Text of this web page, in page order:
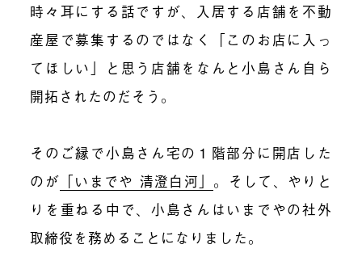
時々耳にする話ですが、入居する店舗を不動
産屋で募集するのではなく「このお店に入っ
てほしい」と思う店舗をなんと小島さん自ら
開拓されたのだそう。
そのご縁で小島さん宅の１階部分に開店した
のが 「いまでや 清澄白河」 。そして、やりと
りを重ねる中で、小島さんはいまでやの社外
取締役を務めることになりました。